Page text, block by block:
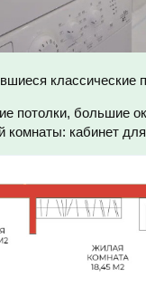
классические
потолки, большие
кабинет